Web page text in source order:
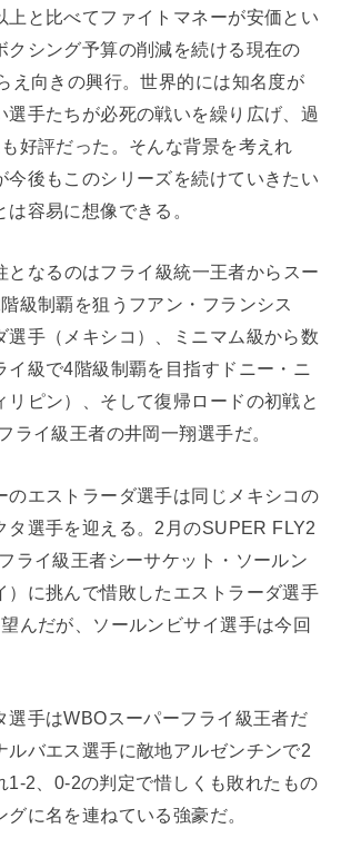
上と比べてファイトマネーが安価とい
クシング予算の削減を続ける現在の
え向きの興行。世界的には知名度が
選手たちが必死の戦いを繰り広げ、過
好評だった。そんな背景を考えれ
今後もこのシリーズを続けていきたい
容易に想像できる。
となるのはフライ級統一王者からスー
級制覇を狙うフアン・フランシス
選手（メキシコ）、ミニマム級から数
イ級で4階級制覇を目指すドニー・ニ
リピン）、そして復帰ロードの初戦と
ライ級王者の井岡一翔選手だ。
のエストラーダ選手は同じメキシコの
タ選手を迎える。2月のSUPER FLY2
ライ級王者シーサケット・ソールン
）に挑んで惜敗したエストラーダ選手
んだが、ソールンビサイ選手は今回
選手はWBOスーパーフライ級王者だ
ルバエス選手に敵地アルゼンチンで2
1-2、0-2の判定で惜しくも敗れたもの
に名を連ねている強豪だ。